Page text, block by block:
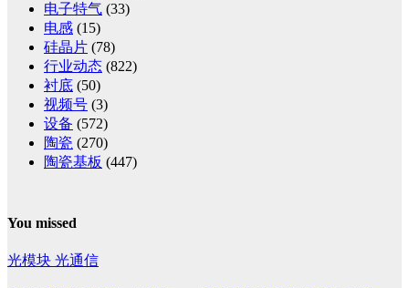
电子特气 (33)
电感 (15)
硅晶片 (78)
行业动态 (822)
衬底 (50)
视频号 (3)
设备 (572)
陶瓷 (270)
陶瓷基板 (447)
You missed
光模块 光通信